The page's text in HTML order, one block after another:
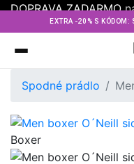
DOPRAVA ZADARMO
EXTRA -20% S KÓDOM:
Oneill
Spodné prádlo
Boxer